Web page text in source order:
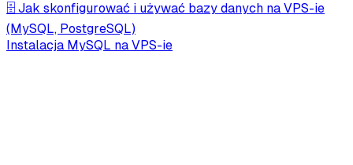
🗄️ Jak skonfigurować i używać bazy danych na VPS-ie
(MySQL, PostgreSQL)
Instalacja MySQL na VPS-ie